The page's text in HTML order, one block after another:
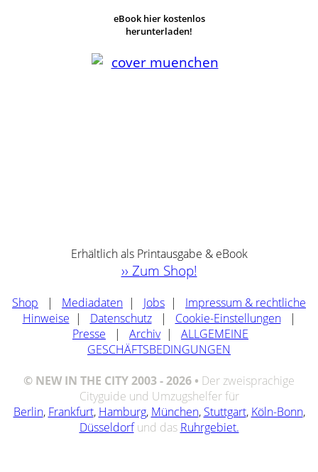
eBook hier kostenlos
herunterladen!
Erhältlich als Printausgabe & eBook
›› Zum Shop!
Shop | Mediadaten | Jobs | Impressum & rechtliche
Hinweise | Datenschutz | Cookie-Einstellungen
|
Presse | Archiv | ALLGEMEINE
GESCHÄFTSBEDINGUNGEN
© NEW IN THE CITY 2003 - 2026 • Der zweisprachige
Cityguide und Umzugshelfer für
Berlin, Frankfurt, Hamburg, München, Stuttgart, Köln-Bonn,
Düsseldorf und das Ruhrgebiet.